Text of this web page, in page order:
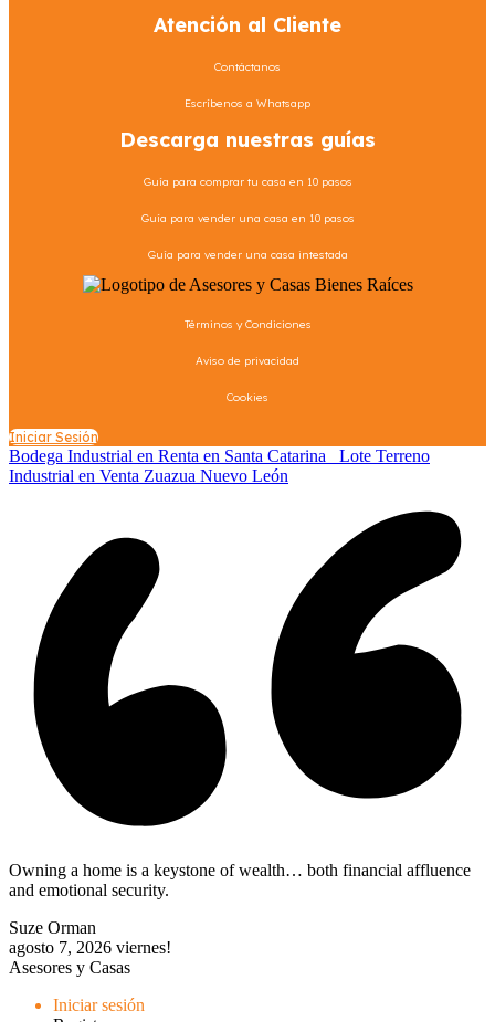
Atención al Cliente
Contáctanos
Escríbenos a Whatsapp
Descarga nuestras guías
Guía para comprar tu casa en 10 pasos
Guía para vender una casa en 10 pasos
Guía para vender una casa intestada
Términos y Condiciones
Aviso de privacidad
Cookies
Iniciar Sesión
Bodega Industrial en Renta en Santa Catarina
Lote Terreno
Industrial en Venta Zuazua Nuevo León
Owning a home is a keystone of wealth… both financial affluence
and emotional security.
Suze Orman
agosto 7, 2026 viernes!
Asesores y Casas
Iniciar sesión